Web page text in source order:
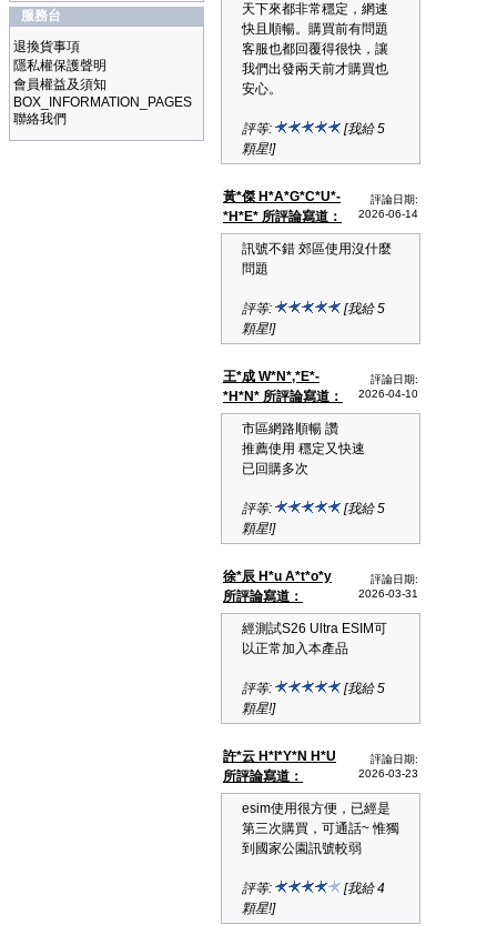
服務台
退換貨事項
隱私權保護聲明
會員權益及須知
BOX_INFORMATION_PAGES
聯絡我們
天下來都非常穩定，網速
快且順暢。購買前有問題
客服也都回覆得很快，讓
我們出發兩天前才購買也
安心。
評等:
[我給 5
顆星!]
黃*傑 H*A*G*C*U*-
*H*E* 所評論寫道：
評論日期:
2026-06-14
訊號不錯 郊區使用沒什麼
問題
評等:
[我給 5
顆星!]
王*成 W*N*,*E*-
*H*N* 所評論寫道：
評論日期:
2026-04-10
市區網路順暢 讚
推薦使用 穩定又快速
已回購多次
評等:
[我給 5
顆星!]
徐*辰 H*u A*t*o*y
所評論寫道：
評論日期:
2026-03-31
經測試S26 Ultra ESIM可
以正常加入本產品
評等:
[我給 5
顆星!]
許*云 H*I*Y*N H*U
所評論寫道：
評論日期:
2026-03-23
esim使用很方便，已經是
第三次購買，可通話~ 惟獨
到國家公園訊號較弱
評等:
[我給 4
顆星!]